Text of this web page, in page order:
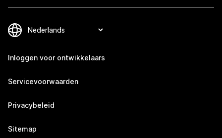
Inloggen voor ontwikkelaars
Servicevoorwaarden
Privacybeleid
Sitemap